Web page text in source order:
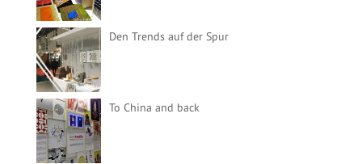
Den Trends auf der Spur
To China and back